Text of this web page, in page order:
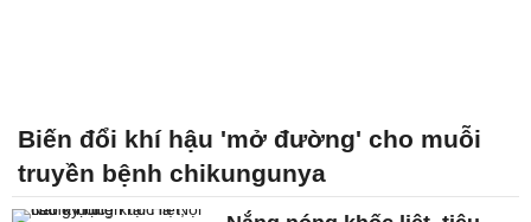
Biến đổi khí hậu 'mở đường' cho muỗi
truyền bệnh chikungunya